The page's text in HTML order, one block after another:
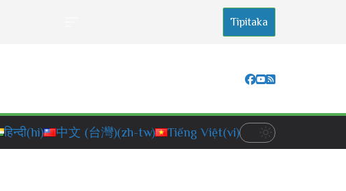
Tipitaka
हिन्दी(hi) 中文 (台灣)(zh-tw) Tiếng Việt(vi)